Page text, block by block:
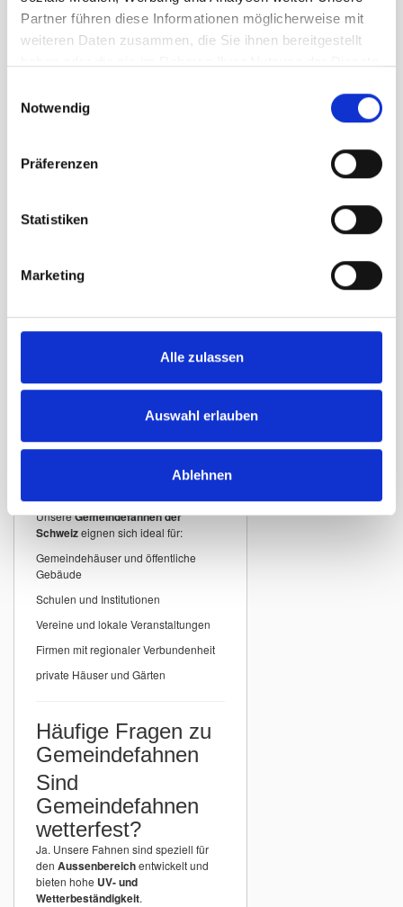
Partner führen diese Informationen möglicherweise mit
weiteren Daten zusammen, die Sie ihnen bereitgestellt
Notwendig
Präferenzen
Statistiken
Marketing
Alle zulassen
Auswahl erlauben
Ablehnen
Gemeindefahne Chur
und Wappen exakt den offiziellen
Gemeindefahnen
Höchste Farbechtheit
und langlebige Farben
Fahnenmaterial
🌦Wetterfest und UV-beständig–
– verstärkte
🏛Originalgetreue Wappen–
Einsatzbereiche für
UnsereGemeindefahnen der
Schweizeignen sich ideal für:
Gemeindehäuser und öffentliche
Gebäude
Schulen und Institutionen
Vereine und lokale Veranstaltungen
Firmen mit regionaler Verbundenheit
private Häuser und Gärten
Häufige Fragen zu
Gemeindefahnen
Sind
Gemeindefahnen
wetterfest?
Ja. Unsere Fahnen sind speziell für
den Aussenbereichentwickelt und
bieten hohe UV- und
Wetterbeständigkeit.